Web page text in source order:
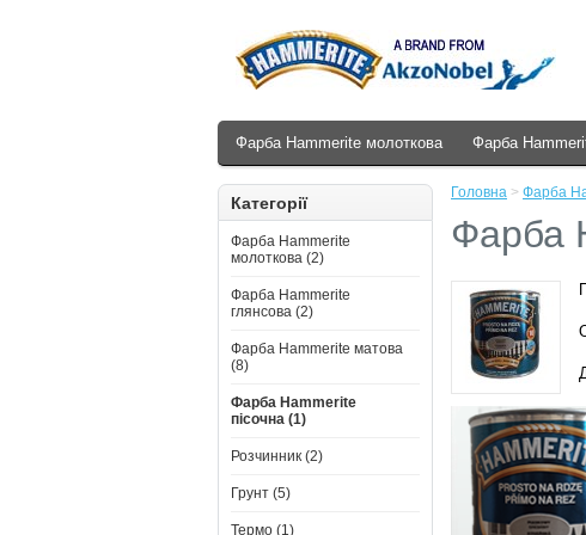
Фарба Hammerite молоткова Фарба
Категорії
Фарба Hammerite
молоткова (2)
Фарба Hammerite
глянсова (2)
Фарба Hammerite матова
(8)
Фарба Hammerite
пісочна (1)
Розчинник (2)
Грунт (5)
Термо (1)
Головна > Фарба
Фарба